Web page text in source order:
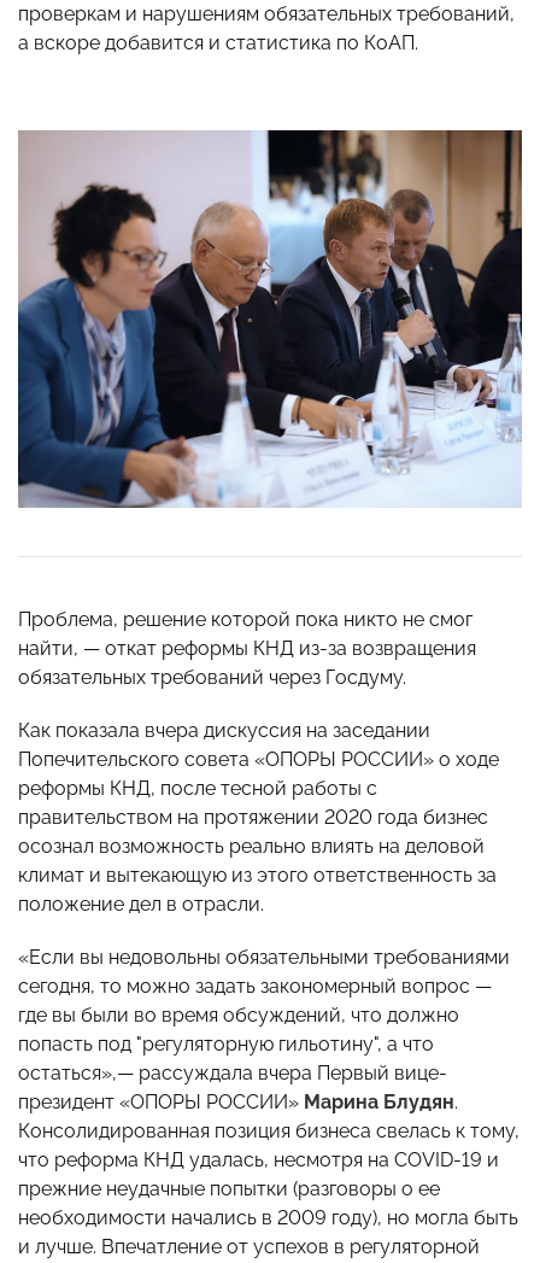
проверкам и нарушениям обязательных требований,
а вскоре добавится и статистика по КоАП.
Проблема, решение которой пока никто не смог
найти, — откат реформы КНД из-за возвращения
обязательных требований через Госдуму.
Как показала вчера дискуссия на заседании
Попечительского совета «ОПОРЫ РОССИИ» о ходе
реформы КНД, после тесной работы с
правительством на протяжении 2020 года бизнес
осознал возможность реально влиять на деловой
климат и вытекающую из этого ответственность за
положение дел в отрасли.
«Если вы недовольны обязательными требованиями
сегодня, то можно задать закономерный вопрос —
где вы были во время обсуждений, что должно
попасть под "регуляторную гильотину", а что
остаться»,— рассуждала вчера Первый вице-
президент «ОПОРЫ РОССИИ» Марина Блудян.
Консолидированная позиция бизнеса свелась к тому,
что реформа КНД удалась, несмотря на COVID-19 и
прежние неудачные попытки (разговоры о ее
необходимости начались в 2009 году), но могла быть
и лучше. Впечатление от успехов в регуляторной